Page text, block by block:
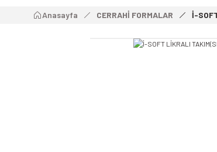
Anasayfa CERRAHİ FORMALAR İ-